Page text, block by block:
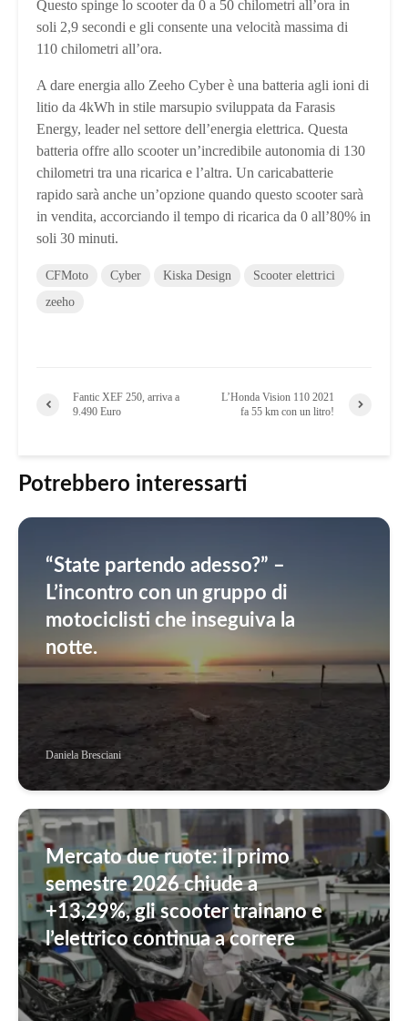
Questo spinge lo scooter da 0 a 50 chilometri all’ora in
soli 2,9 secondi e gli consente una velocità massima di
110 chilometri all’ora.
A dare energia allo Zeeho Cyber ​​è una batteria agli ioni di
litio da 4kWh in stile marsupio sviluppata da Farasis
Energy, leader nel settore dell’energia elettrica. Questa
batteria offre allo scooter un’incredibile autonomia di 130
chilometri tra una ricarica e l’altra. Un caricabatterie
rapido sarà anche un’opzione quando questo scooter sarà
in vendita, accorciando il tempo di ricarica da 0 all’80% in
soli 30 minuti.
CFMoto Cyber Kiska Design
Scooter elettrici
zeeho
Fantic XEF 250, arriva a
9.490 Euro
L’Honda Vision 110 2021
fa 55 km con un litro!
Potrebbero interessarti
“State partendo adesso?” –
L’incontro con un gruppo di
motociclisti che inseguiva la
notte.
Daniela Bresciani
Mercato due ruote: il primo
semestre 2026 chiude a
+13,29%, gli scooter trainano e
l’elettrico continua a correre